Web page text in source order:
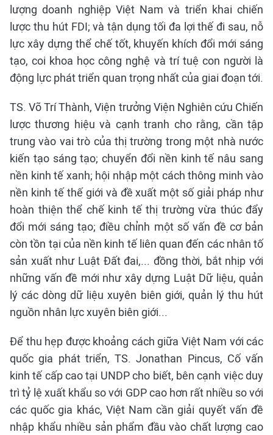
lượng doanh nghiệp Việt Nam và triển khai chiến
lược thu hút FDI; và tận dụng tối đa lợi thế đi sau, nỗ
lực xây dựng thể chế tốt, khuyến khích đổi mới sáng
tạo, coi khoa học công nghệ và trí tuệ con người là
động lực phát triển quan trọng nhất của giai đoạn tới.
TS. Võ Trí Thành, Viện trưởng Viện Nghiên cứu Chiến
lược thương hiệu và cạnh tranh cho rằng, cần tập
trung vào vai trò của thị trường trong một nhà nước
kiến tạo sáng tạo; chuyển đổi nền kinh tế nâu sang
nền kinh tế xanh; hội nhập một cách thông minh vào
nền kinh tế thế giới và đề xuất một số giải pháp như
hoàn thiện thể chế kinh tế thị trường vừa thúc đẩy
đổi mới sáng tạo; điều chỉnh một số vấn đề cơ bản
còn tồn tại của nền kinh tế liên quan đến các nhân tố
sản xuất như Luật Đất đai,... đồng thời, bắt nhịp với
những vấn đề mới như xây dựng Luật Dữ liệu, quản
lý các dòng dữ liệu xuyên biên giới, quản lý thu hút
nguồn nhân lực xuyên biên giới...
Để thu hẹp được khoảng cách giữa Việt Nam với các
quốc gia phát triển, TS. Jonathan Pincus, Cố vấn
kinh tế cấp cao tại UNDP cho biết, bên cạnh việc duy
trì tỷ lệ xuất khẩu so với GDP cao hơn rất nhiều so với
các quốc gia khác, Việt Nam cần giải quyết vấn đề
nhập khẩu nhiều sản phẩm đầu vào chất lượng cao